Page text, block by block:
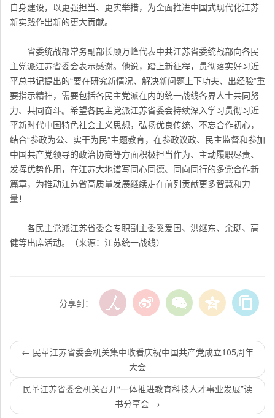
自身建设，以更强担当、更实举措，为全面推进中国式现代化江苏
新实践作出新的更大贡献。
省委统战部常务副部长顾万峰代表中共江苏省委统战部向各民
主党派江苏省委会表示感谢。他说，踏上新征程，贯彻落实好习近
平总书记提出的“要在研究新情况、解决新问题上下功夫、出经验”重
要指示精神，需要包括各民主党派在内的统一战线各界人士共同努
力、共同奋斗。希望各民主党派江苏省委会持续深入学习贯彻习近
平新时代中国特色社会主义思想，弘扬优良传统、不忘合作初心，
结合“参政为公、实干为民”主题教育，在参政议政、民主监督和参加
中国共产党领导的政治协商等方面积极担当作为、主动履职尽责、
发挥优势作用，在江苏大地谱写同心同德、同向同行的多党合作新
篇章，为推动江苏省高质量发展继续走在前列贡献更多智慧和力
量！
各民主党派江苏省委会专职副主委奚爱国、洪继东、余珽、高
健等出席活动。（来源：江苏统一战线）
分享到：
← 民革江苏省委会机关集中收看庆祝中国共产党成立105周年
大会
民革江苏省委会机关召开“一体推进教育科技人才事业发展”读
书分享会 →